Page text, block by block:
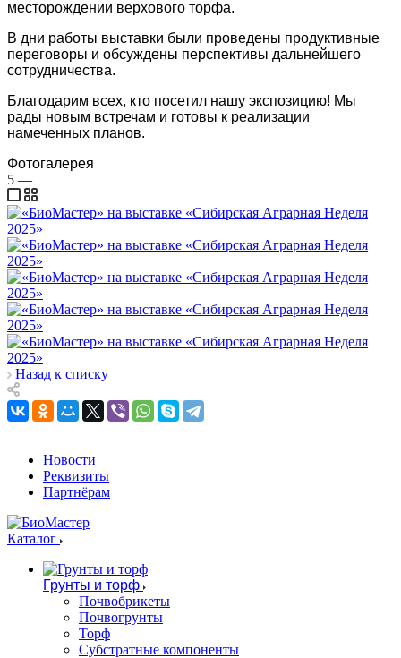
месторождении верхового торфа.
В дни работы выставки были проведены продуктивные
переговоры и обсуждены перспективы дальнейшего
сотрудничества.
Благодарим всех, кто посетил нашу экспозицию! Мы
рады новым встречам и готовы к реализации
намеченных планов.
Фотогалерея
5 —
Назад к списку
Новости
Реквизиты
Партнёрам
Каталог
Грунты и торф
Почвобрикеты
Почвогрунты
Торф
Субстратные компоненты